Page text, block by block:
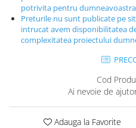
potrivita pentru
Preturile nu sunt publicate pe
intrucat avem disponibilitatea
complexitatea proiectului
Cod
Ai nevoie de
Adauga la Favorite